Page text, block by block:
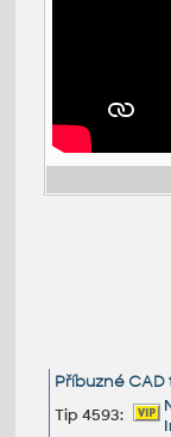
Příbuzné CAD
Tip 4593: